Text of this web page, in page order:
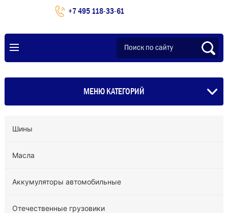
+7 495 118-33-61
МЕНЮ КАТЕГОРИЙ
Шины
Масла
Аккумуляторы автомобильные
Отечественные грузовики